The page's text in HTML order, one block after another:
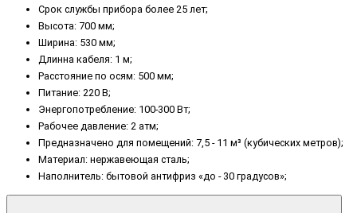
Срок службы прибора более 25 лет;
Высота: 700 мм;
Ширина: 530 мм;
Длинна кабеля: 1 м;
Расстояние по осям: 500 мм;
Питание: 220 В;
Энергопотребление: 100-300 Вт;
Рабочее давление: 2 атм;
Предназначено для помещений: 7,5 - 11 м³ (кубических метров);
Материал: нержавеющая сталь;
Наполнитель: бытовой антифриз «до - 30 градусов»;